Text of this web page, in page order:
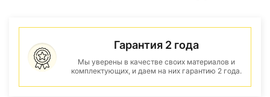
Гарантия 2 года
Мы уверены в качестве своих материалов и
комплектующих, и даем на них гарантию 2 года.